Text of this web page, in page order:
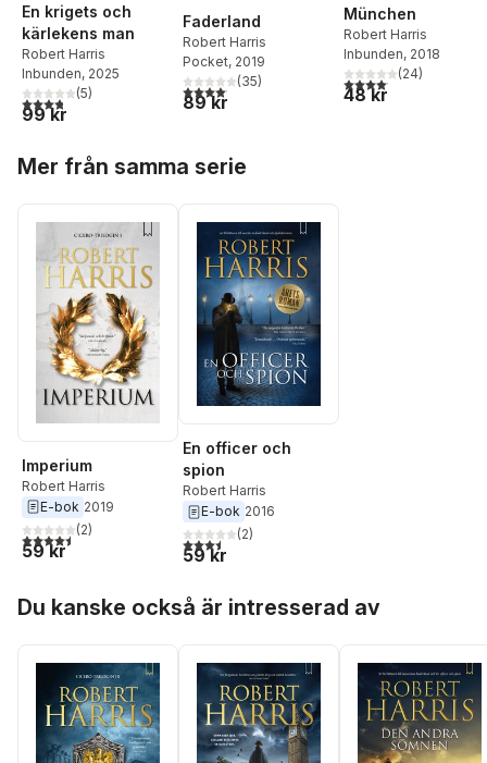
En krigets och
kärlekens man
Robert Harris
Inbunden, 2025
3,8utav 5 stjärnor. Totalt antal röster:
(5)
99 kr
Faderland
Robert Harris
Pocket, 2019
4,1utav 5 stjärnor. Totalt antal röster:
(35)
89 kr
München
Robert Harris
Inbunden, 2018
4,1utav 5 stjärnor.
(24)
48 kr
Mer från samma serie
Imperium
Robert Harris
E-bok 2019
4,5utav 5 stjärnor. Totalt antal röster:
(2)
59 kr
En officer och
spion
Robert Harris
E-bok 2016
3,5utav 5 stjärnor. Totalt antal röster:
(2)
59 kr
Du kanske också är intresserad av